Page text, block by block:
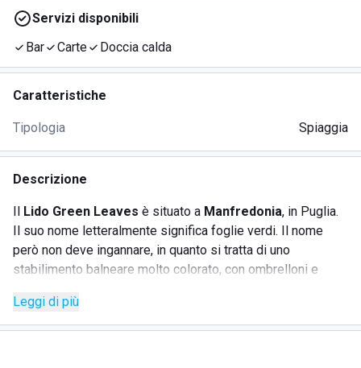
Servizi disponibili
Bar
Carte Doccia calda
Caratteristiche
Tipologia Spiaggia
Descrizione
Il Lido Green Leaves è situato a Manfredonia, in Puglia.
Il suo nome letteralmente significa foglie verdi. Il nome
però non deve ingannare, in quanto si tratta di uno
stabilimento balneare molto colorato, con ombrelloni e
presenta grandi quantità di posti, ma nonostante ciò è
molto comoda e abbastanza larga da garantire privacy e
Leggi di più